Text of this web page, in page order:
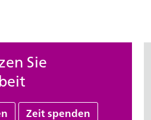
Sie
Zeit spenden